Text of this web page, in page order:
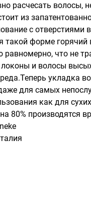
расчесать волосы,
из
с отверстиями
такой форме горячий
равномерно, что не
и волосы
укладка
для самых
как для
80% производятся